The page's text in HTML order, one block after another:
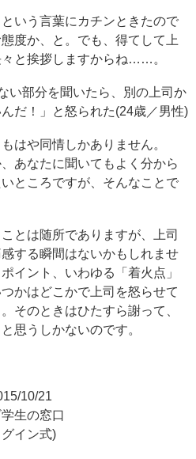
いう言葉にカチンときたので
度か、と。でも、得てして上
と挨拶しますからね……。
い部分を聞いたら、別の上司か
だ！」と怒られた(24歳／男性)
はや同情しかありません。
あなたに聞いてもよく分から
ところですが、そんなことで
とは随所でありますが、上司
する瞬間はないかもしれませ
イント、いわゆる「着火点」
かはどこかで上司を怒らせて
そのときはひたすら謝って、
思うしかないのです。
10/21
生の窓口
イン式)